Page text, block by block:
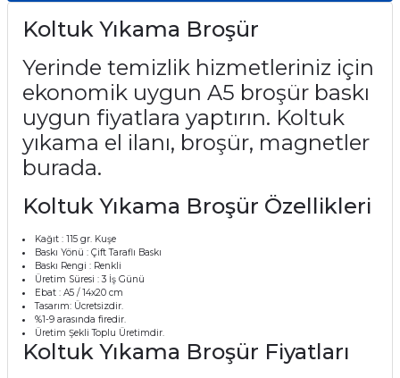
Koltuk Yıkama Broşür
Yerinde temizlik hizmetleriniz için
ekonomik uygun A5 broşür baskı
uygun fiyatlara yaptırın. Koltuk
yıkama el ilanı, broşür, magnetler
burada.
Koltuk Yıkama Broşür Özellikleri
Kağıt: 115 gr. Kuşe
Baskı Yönü: Çift Taraflı Baskı
Baskı Rengi: Renkli
Üretim Süresi: 3 İş Günü
Ebat: A5 / 14x20 cm
Tasarım: Ücretsizdir.
%1-9 arasında firedir.
Üretim Şekli Toplu Üretimdir.
Koltuk Yıkama Broşür Fiyatları